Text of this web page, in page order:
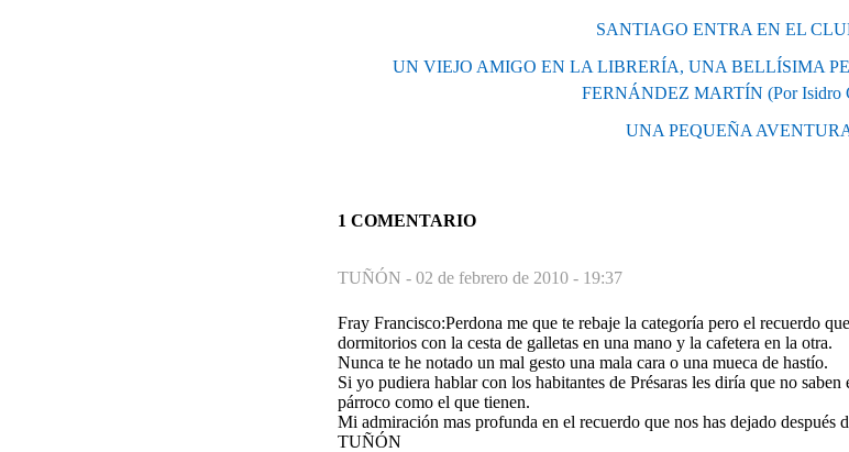
SANTIAGO ENTRA EN EL
UN VIEJO AMIGO EN LA LIBRERÍA, UNA BELLÍSIMA
FERNÁNDEZ MARTÍN (Por Isidro
UNA PEQUEÑA
1 COMENTARIO
TUÑÓN - 02 de febrero de 2010 - 19:37
Fray Francisco:Perdona me que te rebaje la categoría pero el recuerdo
dormitorios con la cesta de galletas en una mano y la cafetera en la otra.
Nunca te he notado un mal gesto una mala cara o una mueca de hastío.
Si yo pudiera hablar con los habitantes de Présaras les diría que no
párroco como el que tienen.
Mi admiración mas profunda en el recuerdo que nos has dejado después
TUÑÓN